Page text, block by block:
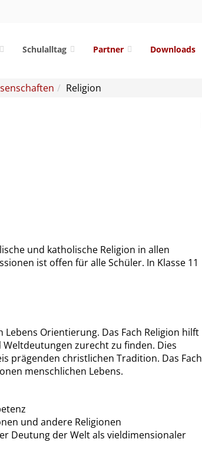
Schulalltag Partner Downloads
Religion
und katholische Religion in allen
ist offen für alle Schüler. In Klasse 11
Orientierung. Das Fach Religion hilft
zurecht zu finden. Dies
prägenden christlichen Tradition. Das Fach
menschlichen Lebens.
und andere Religionen
Deutung der Welt als vieldimensionaler